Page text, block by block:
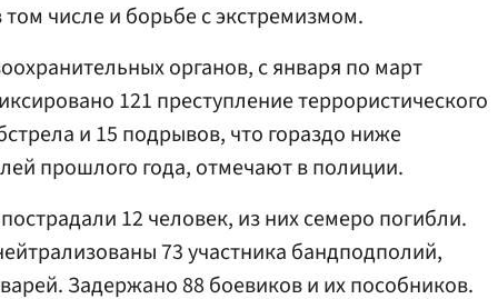
числе и борьбе с экстремизмом.
органов, с января по март
121 преступление террористического
и 15 подрывов, что гораздо ниже
прошлого года, отмечают в полиции.
12 человек, из них семеро погибли.
73 участника бандподполий,
Задержано 88 боевиков и их пособников.